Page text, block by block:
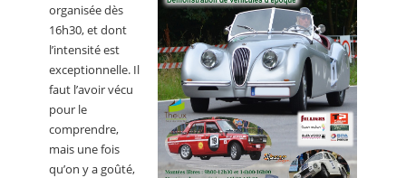
organisée dès
16h30, et dont
l’intensité est
exceptionnelle. Il
faut l’avoir vécu
pour le
comprendre,
mais une fois
qu’on y a goûté,